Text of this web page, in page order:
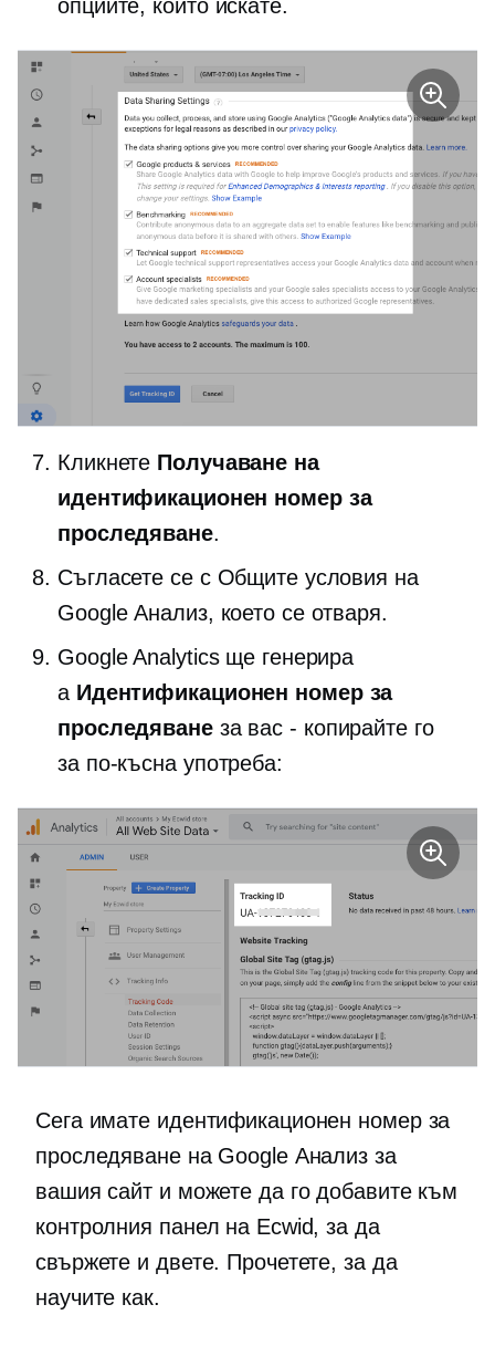
опциите, които искате.
Кликнете Получаване на
идентификационен номер за
проследяване.
Съгласете се с Общите условия на
Google Анализ, което се отваря.
Google Analytics ще генерира
a Идентификационен номер за
проследяванеза вас - копирайте го
за по-късна употреба:
Сега имате идентификационен номер за
проследяване на Google Анализ за
вашия сайт и можете да го добавите към
контролния панел на Ecwid, за да
свържете и двете. Прочетете, за да
научите как.